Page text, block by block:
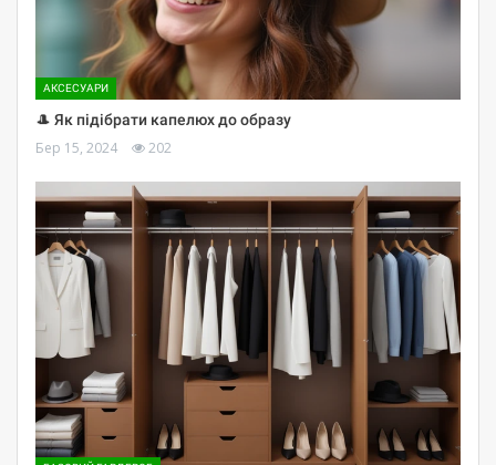
АКСЕСУАРИ
🎩 Як підібрати капелюх до образу
Бер 15, 2024 202